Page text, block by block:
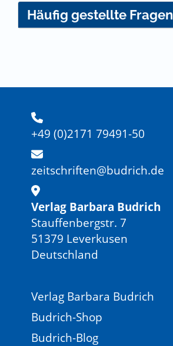
Häufig gestellte Fragen
+49 (0)2171 79491-50
zeitschriften@budrich.de
Verlag Barbara Budrich
Stauffenbergstr. 7
51379 Leverkusen
Deutschland
Verlag Barbara Budrich
Budrich-Shop
Budrich-Blog